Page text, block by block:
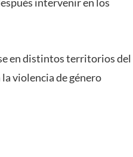
en distintos territorios del
violencia de género